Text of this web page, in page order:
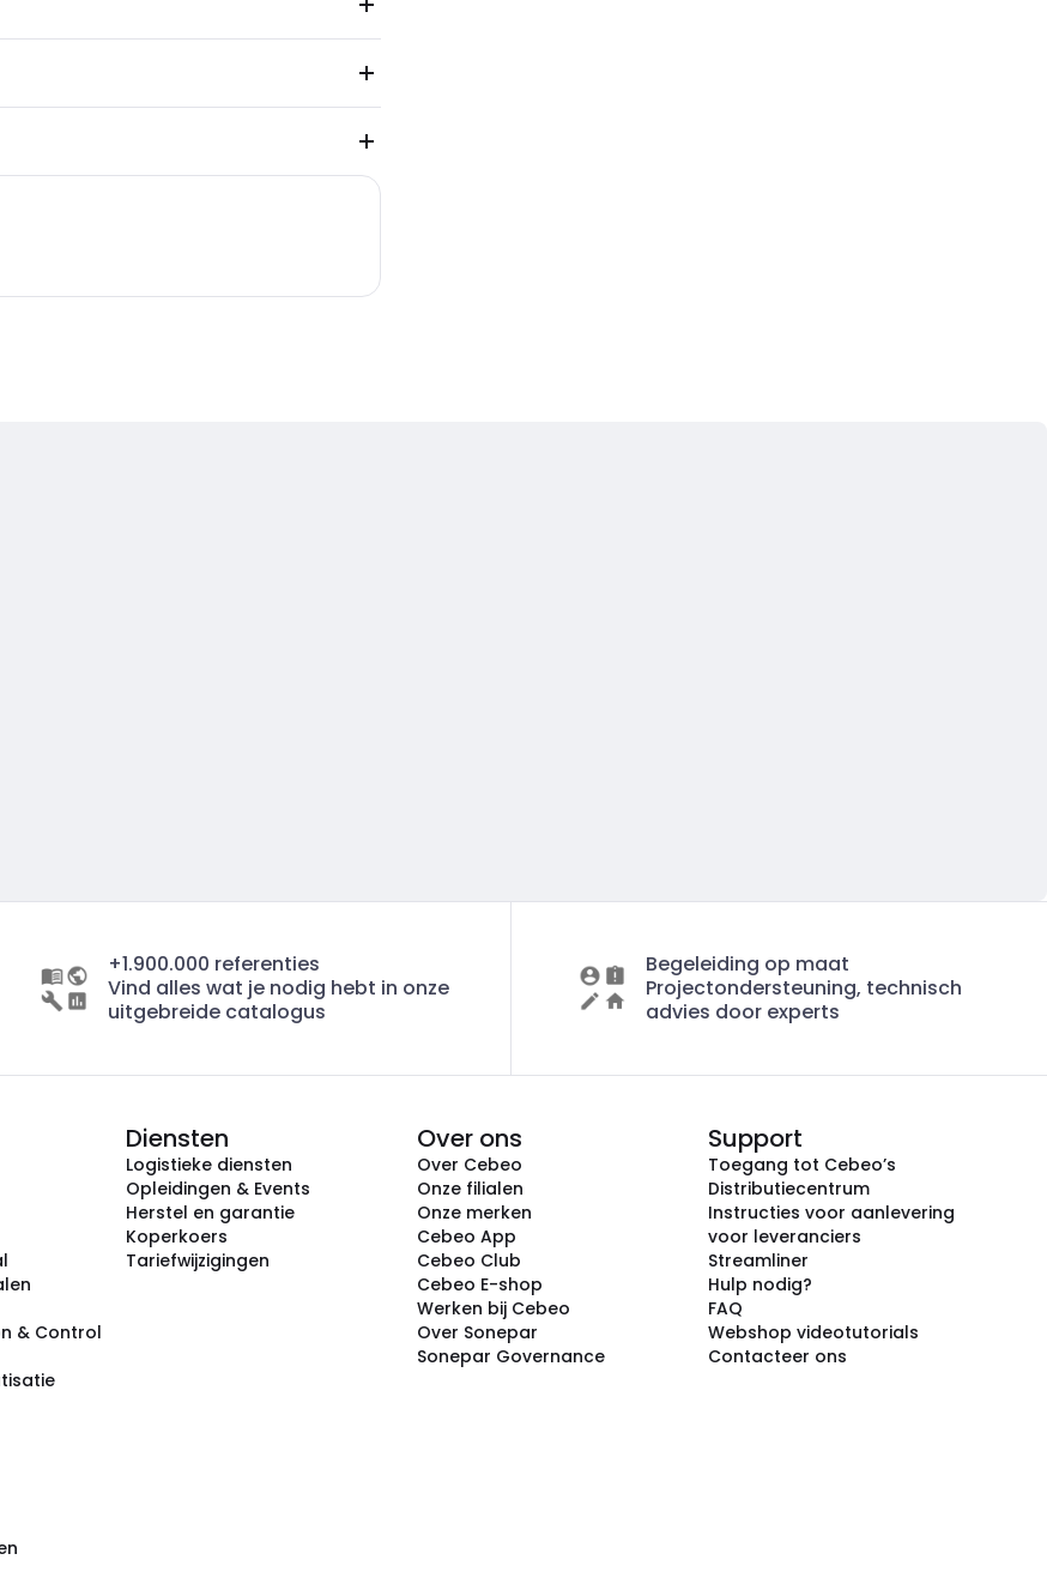
+1.900.000 referenties
Vind alles wat je nodig hebt in onze
uitgebreide catalogus
Begeleiding op maat
Projectondersteuning, technisch
advies door experts
& Control
Diensten
Logistieke diensten
Opleidingen & Events
Herstel en garantie
Koperkoers
Tariefwijzigingen
Over ons
Over Cebeo
Onze filialen
Onze merken
Cebeo App
Cebeo Club
Cebeo E-shop
Werken bij Cebeo
Over Sonepar
Sonepar Governance
Support
Toegang tot Cebeo’s
Distributiecentrum
Instructies voor aanlevering
voor leveranciers
Streamliner
Hulp nodig?
FAQ
Webshop videotutorials
Contacteer ons